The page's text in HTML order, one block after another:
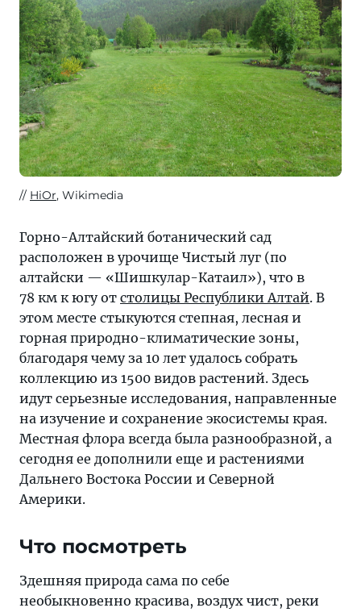
HiOr, Wikimedia
Горно-Алтайский ботанический сад
расположен в урочище Чистый луг (по
алтайски — «Шишкулар-Катаил»), что в
78 км к югу от столицы Республики Алтай. В
этом месте стыкуются степная, лесная и
горная природно-климатические зоны,
благодаря чему за 10 лет удалось собрать
коллекцию из 1500 видов растений. Здесь
идут серьезные исследования, направленные
на изучение и сохранение экосистемы края.
Местная флора всегда была разнообразной, а
сегодня ее дополнили еще и растениями
Дальнего Востока России и Северной
Америки.
Что посмотреть
Здешняя природа сама по себе
необыкновенно красива, воздух чист, реки